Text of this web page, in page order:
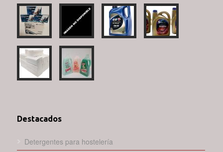
Destacados
Detergentes para hostelería